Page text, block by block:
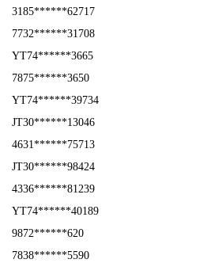
3185******62717
7732******31708
YT74******3665
7875******3650
YT74******39734
JT30******13046
4631******75713
JT30******98424
4336******81239
YT74******40189
9872******620
7838******5590